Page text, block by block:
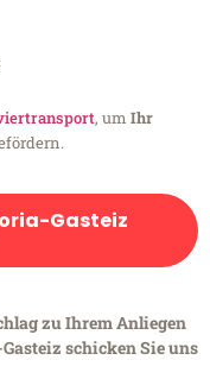
, um Ihr
Gasteiz
zu Ihrem Anliegen
schicken Sie uns